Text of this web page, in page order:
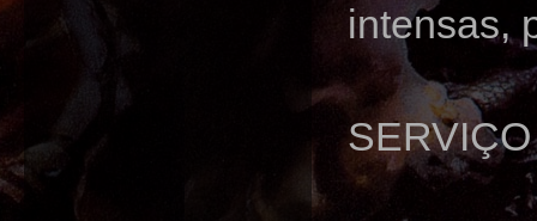
intensas,
SERVIÇO